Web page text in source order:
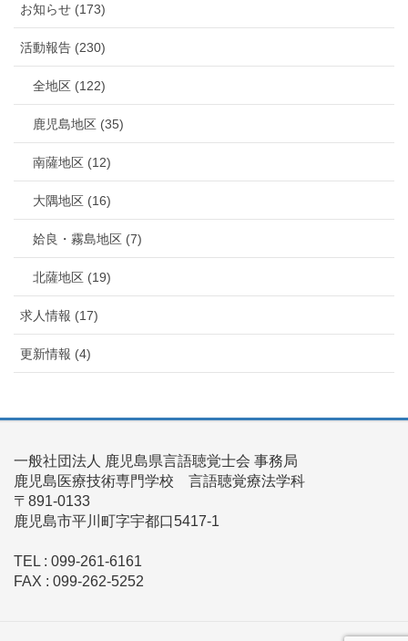
お知らせ (173)
活動報告 (230)
全地区 (122)
鹿児島地区 (35)
南薩地区 (12)
大隅地区 (16)
姶良・霧島地区 (7)
北薩地区 (19)
求人情報 (17)
更新情報 (4)
一般社団法人 鹿児島県言語聴覚士会 事務局
鹿児島医療技術専門学校 言語聴覚療法学科
〒891-0133
鹿児島市平川町字宇都口5417-1
TEL : 099-261-6161
FAX : 099-262-5252